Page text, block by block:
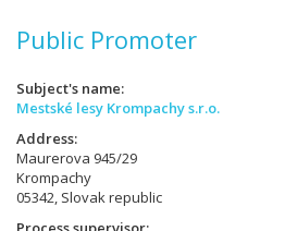
Public Promoter
Subject's name
Mestské lesy Krompachy s.r.o.
Address
Maurerova 945/29
Krompachy
05342, Slovak republic